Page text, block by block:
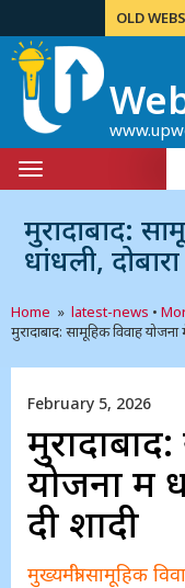
OLD
Toggle
navigation
मुरादाबाद:
धांधली,
Home » latest-news •
मुरादाबाद: सामूहिक विवाह योजना
February 5, 2026
योजना में
दी शादी
मुख्यमंत्री सामूहिक